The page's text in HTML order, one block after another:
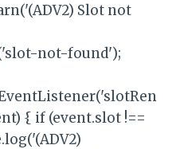
Slot not
not-found');
{ if (event.slot !==